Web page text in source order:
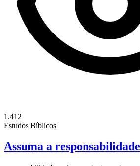
1.412
Estudos Bíblicos
Assuma a responsabilidade